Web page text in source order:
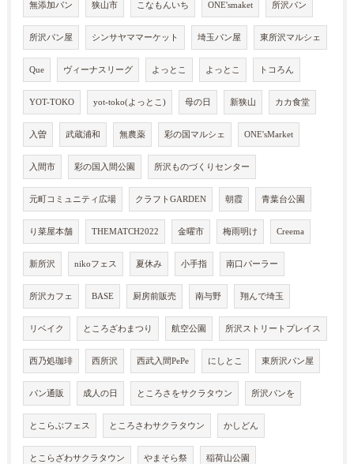
無添加パン 狭山市 こなもんいち ONE'smaket 所沢パン
所沢パン屋 シンサヤママーケット 埼玉パン屋 東所沢マルシェ
Que ヴィーナスリーグ よっとこ よっとこ トコろん
YOT-TOKO yot-toko(よっとこ) 母の日 新狭山 カカ食堂
入曽 武蔵浦和 無農薬 彩の国マルシェ ONE'sMarket
入間市 彩の国入間公園 所沢ものづくりセンター
元町コミュニティ広場 クラフトGARDEN 朝霞 青葉台公園
り菜屋本舗 THEMATCH2022 金曜市 梅雨明け Creema
新所沢 nikoフェス 夏休み 小手指 南口パーラー
所沢カフェ BASE 厨房前販売 南与野 翔んで埼玉
リベイク ところざわまつり 航空公園 所沢ストリートプレイス
西乃処珈琲 西所沢 西武入間PePe にしとこ 東所沢パン屋
パン通販 成人の日 ところさをサクラタウン 所沢パンを
とこらぶフェス ところさわサクラタウン かしどん
とこらざわサクラタウン やまそら祭 稲荷山公園